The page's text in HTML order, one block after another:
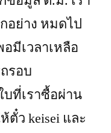
อย่าง หมดไป
อมีเวลาเหลือ
รอบ
บที่เราซื้อผ่าน
ตั๋ว keisei และ